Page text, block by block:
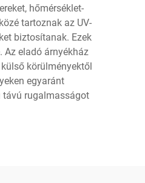
hőmérséklet-
tartoznak az UV-
biztosítanak. Ezek
Az eladó árnyékház
körülményektől
egyaránt
távú rugalmasságot